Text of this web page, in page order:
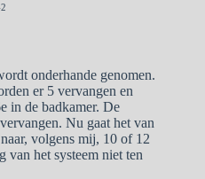
onderhande genomen.
er 5 vervangen en
in de badkamer. De
Nu gaat het van
volgens mij, 10 of 12
van het systeem niet ten